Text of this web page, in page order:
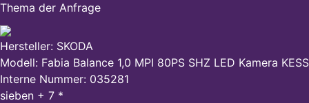
Thema der Anfrage
Hersteller: SKODA
Modell: Fabia Balance 1,0 MPI 80PS SHZ LED Kamera
Interne Nummer: 035281
sieben + 7 *